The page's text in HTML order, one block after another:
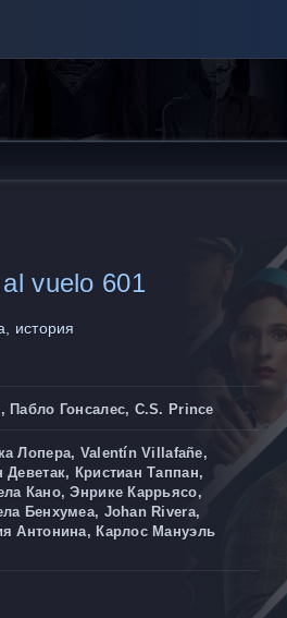
vuelo 601
история
Пабло Гонсалес, C.S. Prince
Лопера, Valentín Villafañe,
Деветак, Кристиан Таппан,
Кано, Энрике Каррьясо,
Бенхумеа, Johan Rivera,
Антонина, Карлос Мануэль